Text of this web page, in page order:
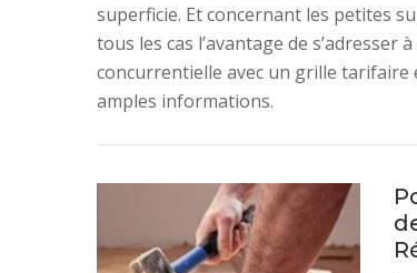
superficie. Et concernant les petites
tous les cas l’avantage de s’adresser
concurrentielle avec un grille tarifaire
amples informations.